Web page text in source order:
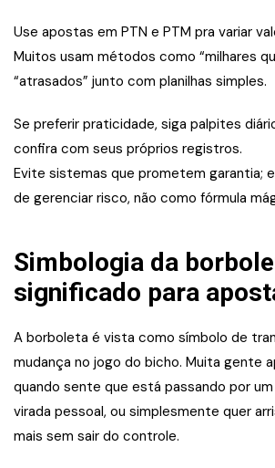
Use apostas em PTN e PTM pra variar
Muitos usam métodos como “milhares
“atrasados” junto com planilhas simples.
Se preferir praticidade, siga palpites
confira com seus próprios registros.
Evite sistemas que prometem garantia;
de gerenciar risco, não como fórmula
Simbologia da
significado para
A borboleta é vista como símbolo de
mudança no jogo do bicho. Muita gente
quando sente que está passando por
virada pessoal, ou simplesmente quer
mais sem sair do controle.